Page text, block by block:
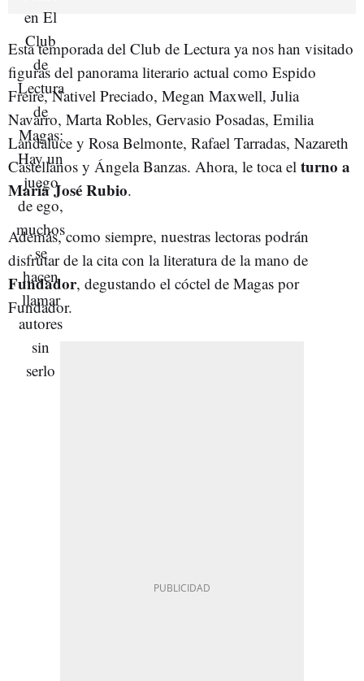
Esta temporada del Club de Lectura ya nos han visitado
figuras del panorama literario actual como Espido
Freire, Nativel Preciado, Megan Maxwell, Julia
Navarro, Marta Robles, Gervasio Posadas, Emilia
Landaluce y Rosa Belmonte, Rafael Tarradas, Nazareth
Castellanos y Ángela Banzas. Ahora, le toca el turno a
María José Rubio.
Además, como siempre, nuestras lectoras podrán
disfrutar de la cita con la literatura de la mano de
Fundador, degustando el cóctel de Magas por
Fundador.